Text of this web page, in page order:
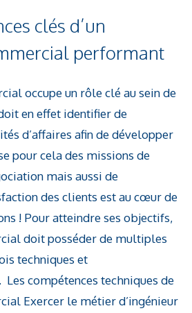
clés d’un
performant
occupe un rôle clé au sein de
en effet identifier de
d’affaires afin de développer
pour cela des missions de
mais aussi de
des clients est au cœur de
! Pour atteindre ses objectifs,
doit posséder de multiples
techniques et
compétences techniques de
Exercer le métier d’ingénieur